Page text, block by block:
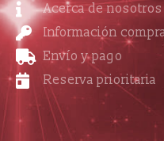
Acerca de nosotros
Información
Envío y pago
Reserva prioritaria